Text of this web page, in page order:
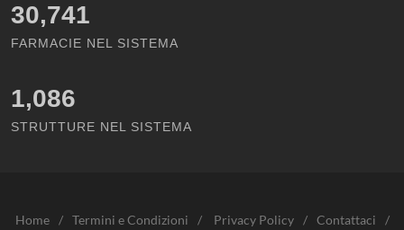
30,741
FARMACIE NEL SISTEMA
1,086
STRUTTURE NEL SISTEMA
Home / Termini e Condizioni / Privacy Policy / Contattaci /